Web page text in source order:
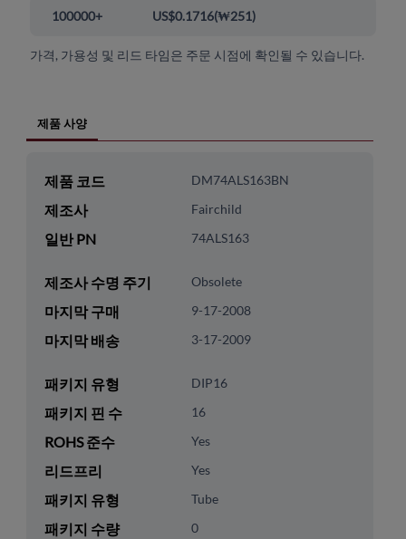
100000+ US$0.1716(₩251)
가격, 가용성 및 리드 타임은 주문 시점에 확인될 수 있습니다.
제품 사양
제품 코드 DM74ALS163BN
제조사 Fairchild
일반 PN 74ALS163
제조사 수명 주기 Obsolete
마지막 구매 9-17-2008
마지막 배송 3-17-2009
패키지 유형 DIP16
패키지 핀 수 16
ROHS 준수 Yes
리드프리 Yes
패키지 유형 Tube
패키지 수량 0